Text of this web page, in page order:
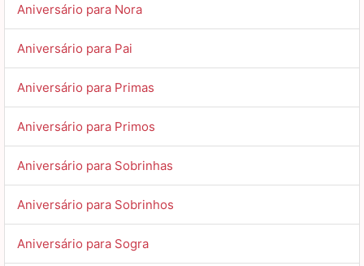
Aniversário para Nora
Aniversário para Pai
Aniversário para Primas
Aniversário para Primos
Aniversário para Sobrinhas
Aniversário para Sobrinhos
Aniversário para Sogra